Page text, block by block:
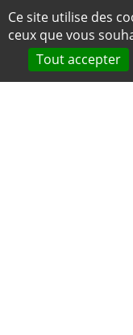
Panneau de gestion des
Ce site utilise des
ceux que vous
Tout accepter